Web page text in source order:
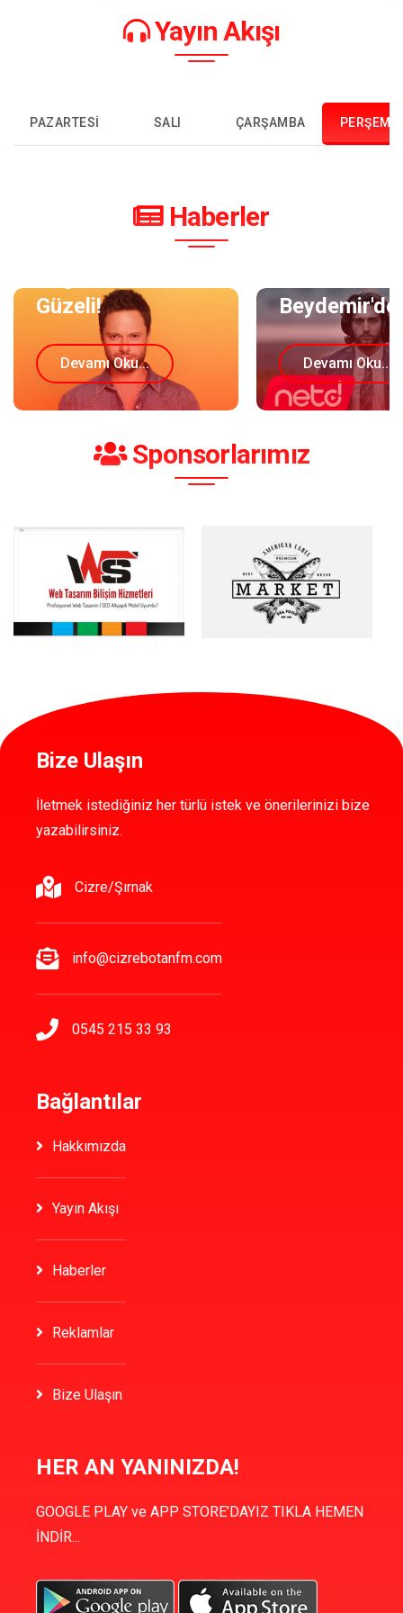
Yayın Akışı
PAZARTESI SALI ÇARŞAMBA
Haberler
Güzeli!
Devamı Oku... Devamı Oku...
Sponsorlarımız
Bize Ulaşın
İletmek istediğiniz her türlü istek ve önerilerinizi bize
yazabilirsiniz.
Cizre/Şırnak
info@cizrebotanfm.com
0545 215 33 93
Bağlantılar
Hakkımızda
Yayın Akışı
Haberler
Reklamlar
Bize Ulaşın
HER AN YANINIZDA!
GOOGLE PLAY ve APP STORE’DAYIZ TIKLA HEMEN
İNDİR...